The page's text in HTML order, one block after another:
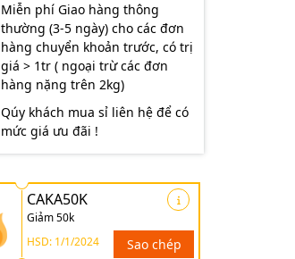
Miễn phí Giao hàng thông
thường (3-5 ngày) cho các đơn
hàng chuyển khoản trước, có trị
giá > 1tr ( ngoại trừ các đơn
hàng nặng trên 2kg)
Qúy khách mua sỉ liên hệ để có
mức giá ưu đãi !
CAKA50K
Giảm 50k
HSD: 1/1/2024
Sao chép